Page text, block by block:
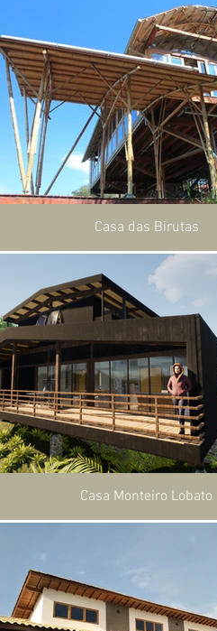
Casa das Birutas
Casa Monteiro Lobato